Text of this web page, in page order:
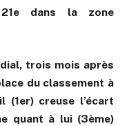
dans la zone
trois mois après
du classement à
(1er) creuse l’écart
quant à lui (3ème)